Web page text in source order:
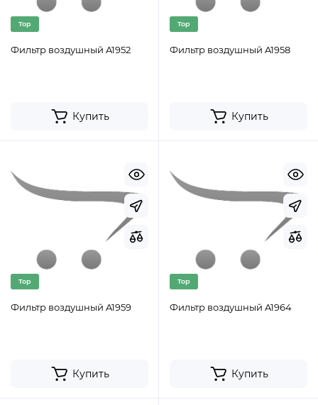
Top
Фильтр воздушный A1952
Купить
Top
Фильтр воздушный A1958
Купить
Top
Фильтр воздушный A1959
Купить
Top
Фильтр воздушный A1964
Купить